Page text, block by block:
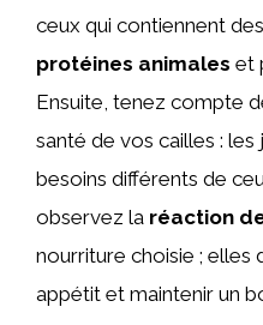
ceux qui contiennent des
protéines animales et
Ensuite, tenez compte
santé de vos cailles :
besoins différents de
observez la réaction
nourriture choisie ;
appétit et maintenir un